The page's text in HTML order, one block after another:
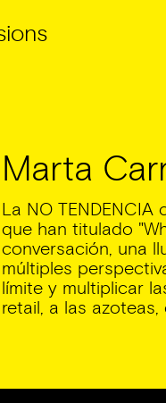
Marta
La NO
que han titulado
conversación, una
múltiples
límite y multiplicar
retail, a las